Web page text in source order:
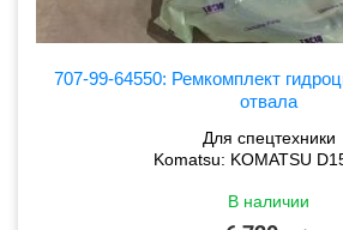
707-99-64550: Ремкомплект
отвала
Для спецтехники
Komatsu: KOMATSU
В наличии